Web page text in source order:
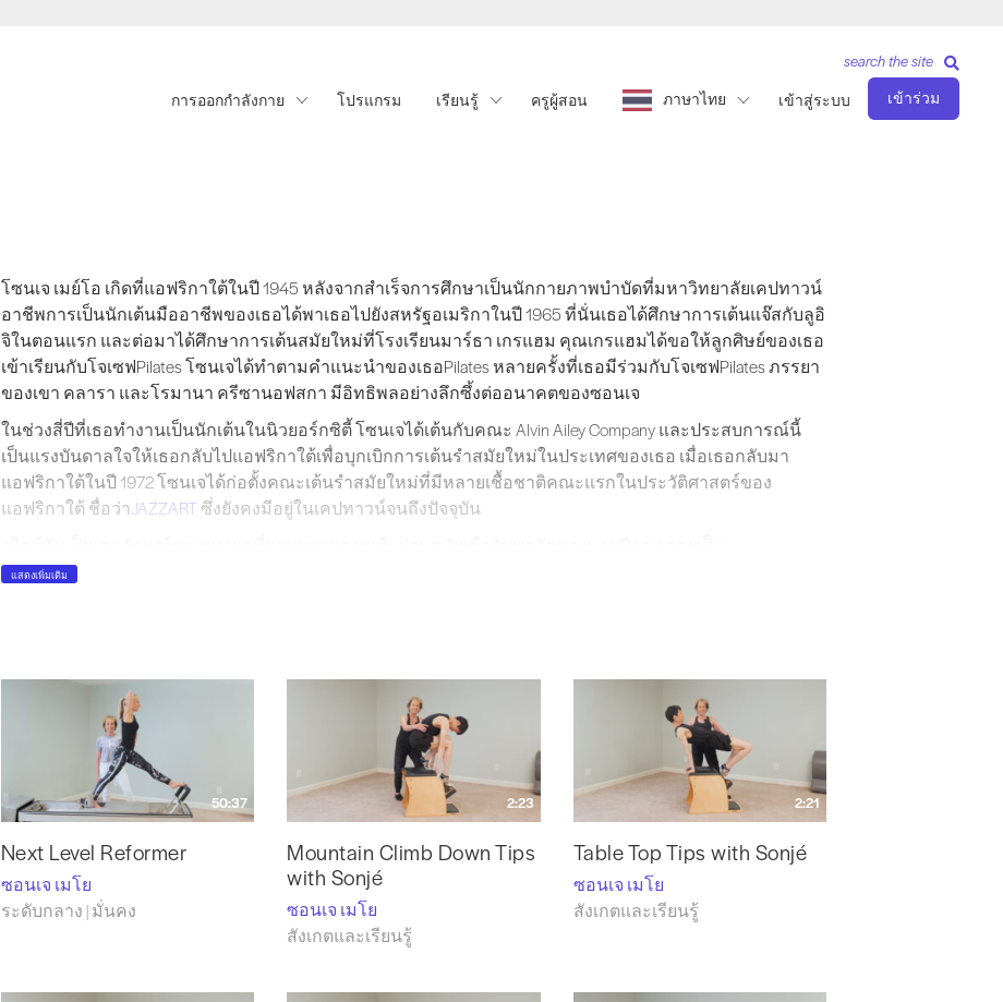
การออกกำลังกาย โปรแกรม เรียนรู้ ครูผู้สอน ภาษาไทย เข้าสู่ระบบ เข้าร่วม
search the site
โซนเจ เมย์โอ เกิดที่แอฟริกาใต้ในปี 1945 หลังจากสำเร็จการศึกษาเป็นนักกายภาพบำบัดที่มหาวิทยาลัยเคปทาวน์ อาชีพการเป็นนักเต้น
โซนเจ เมย์โอ เกิดที่แอฟริกาใต้ในปี 1945 หลังจากสำเร็จการศึกษาเป็นนักกายภาพบำบัดที่มหาวิทยาลัยเคปทาวน์
อาชีพการเป็นนักเต้นมืออาชีพของเธอได้พาเธอไปยังสหรัฐอเมริกาในปี 1965 ที่นั่นเธอได้ศึกษาการเต้นแจ๊สกับลูอิ
จิในตอนแรก และต่อมาได้ศึกษาการเต้นสมัยใหม่ที่โรงเรียนมาร์ธา เกรแฮม คุณเกรแฮมได้ขอให้ลูกศิษย์ของเธอ
เข้าเรียนกับโจเซฟPilates โซนเจได้ทำตามคำแนะนำของเธอPilates หลายครั้งที่เธอมีร่วมกับโจเซฟPilates ภรรยา
ของเขา คลารา และโรมานา ครีซานอฟสกา มีอิทธิพลอย่างลึกซึ้งต่ออนาคตของซอนเจ
ในช่วงสี่ปีที่เธอทำงานเป็นนักเต้นในนิวยอร์กซิตี้ โซนเจได้เต้นกับคณะ Alvin Ailey Company และประสบการณ์นี้
เป็นแรงบันดาลใจให้เธอกลับไปแอฟริกาใต้เพื่อบุกเบิกการเต้นรำสมัยใหม่ในประเทศของเธอ เมื่อเธอกลับมา
แอฟริกาใต้ในปี 1972 โซนเจได้ก่อตั้งคณะเต้นรำสมัยใหม่ที่มีหลายเชื้อชาติคณะแรกในประวัติศาสตร์ของ
แอฟริกาใต้ ชื่อว่าJAZZART ซึ่งยังคงมีอยู่ในเคปทาวน์จนถึงปัจจุบัน
เครื่องหมายการค้าของเธอและนำไปสู่การยอมรับในระดับโลกสำหรับ
เดอร์บิลต์ ในปี 2003 เธอเกษียณจากการเต้นรำและกลับมาPilates ซอนเจบริหารสตูดิโอของตัวเองชื่อเดอะPilates
ในแนชวิลล์ ซึ่งเธอสอนมาเป็นเวลา 10 ปีแล้ว
เยี่ยมชม Sonje ที่SonjéMayo.com และติดตามเธอทางอินสตาแกรม @mayosonje
แสดงเพิ่มเติม
50:37
Next Level Reformer
ซอนเจ เมโย
ระดับกลาง | มั่นคง
2:23
Mountain Climb Down Tips
with Sonjé
ซอนเจ เมโย
สังเกตและเรียนรู้
2:21
Table Top Tips with Sonjé
ซอนเจ เมโย
สังเกตและเรียนรู้